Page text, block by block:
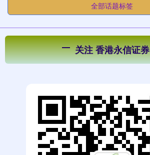
全部话题标签
关注 香港永信证券